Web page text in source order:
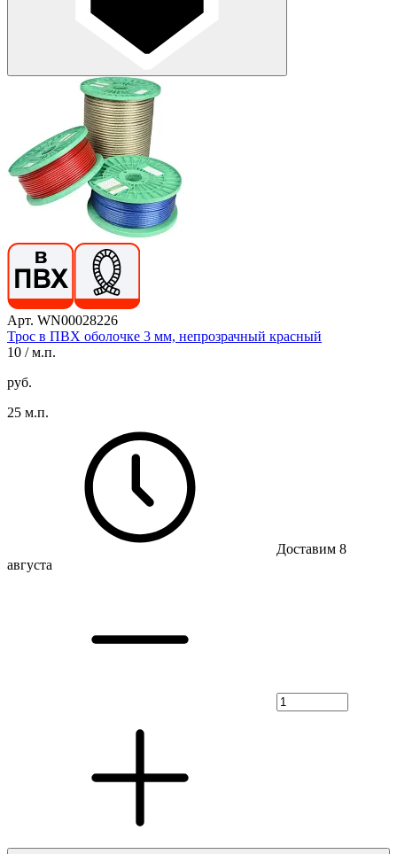
Арт. WN00028226
Трос в ПВХ оболочке 3 мм, непрозрачный красный
10 / м.п.
руб.
25 м.п.
Доставим 8
августа